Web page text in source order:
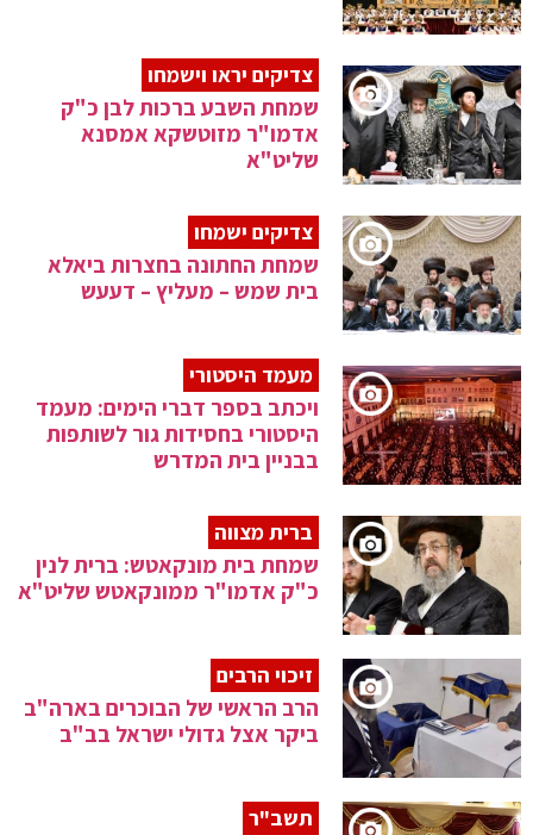
צדיקים יראו וישמחו
שמחת השבע ברכות לבן כ"ק
אדמו"ר מזוטשקא אמסנא
שליט"א
צדיקים ישמחו
שמחת החתונה בחצרות ביאלא
בית שמש – מעליץ – דעעש
מעמד היסטורי
ויכתב בספר דברי הימים: מעמד
היסטורי בחסידות גור לשותפות
בבניין בית המדרש
ברית מצווה
שמחת בית מונקאטש: ברית לנין
כ"ק אדמו"ר ממונקאטש שליט"א
זיכוי הרבים
הרב הראשי של הבוכרים בארה"ב
ביקר אצל גדולי ישראל בב"ב
תשב"ר